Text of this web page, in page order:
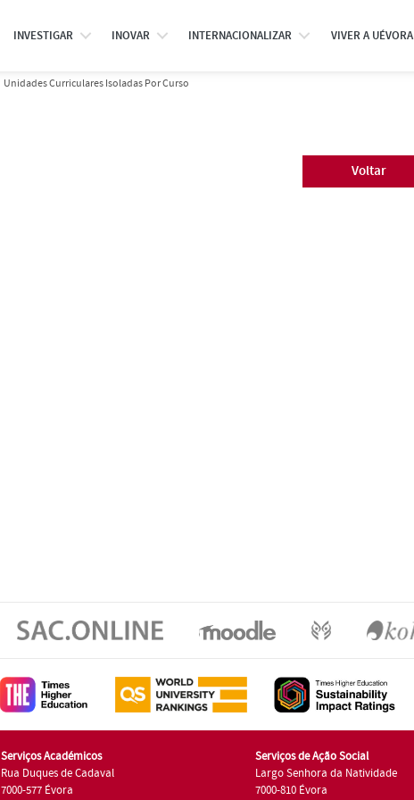
INVESTIGAR INOVAR INTERNACIONALIZAR VIVER A UÉVORA
Unidades Curriculares Isoladas Por Curso
Voltar
Serviços Académicos
Rua Duques de Cadaval
7000-577 Évora
Serviços de Ação Social
Largo Senhora da Natividade
7000-810 Évora